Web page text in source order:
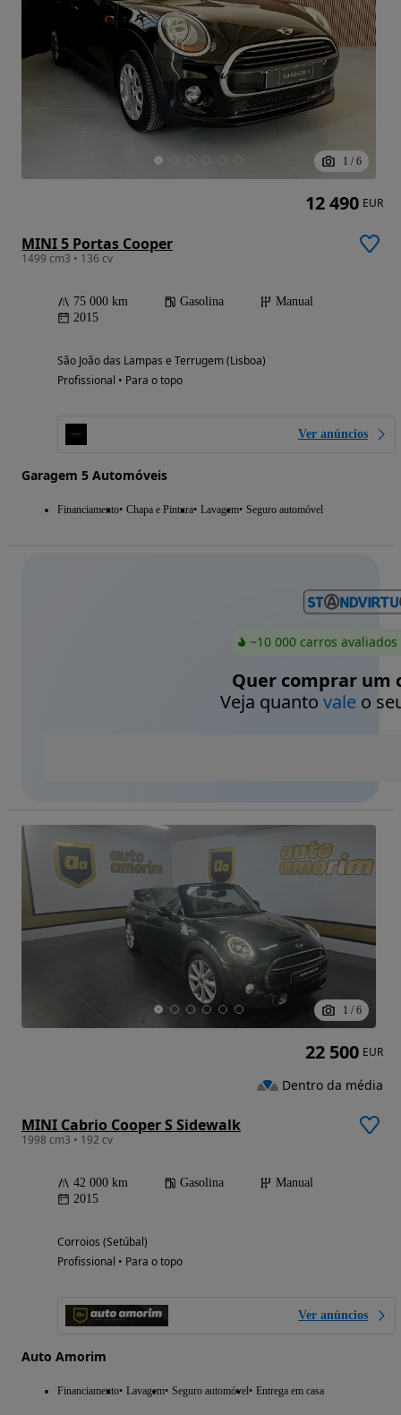
1 / 6
MINI 5 Portas Cooper
1499 cm3 • 136 cv
75 000 km Gasolina
Manual
2015
São João das Lampas e Terrugem (Lisboa)
Profissional • Para o topo
Ver anúncios
Garagem 5 Automóveis
Financiamento Chapa e Pintura Lavagem Seguro automóvel
12 490 EUR
~10 000 carros
Quer comprar um
Veja quanto valeo
1 / 6
MINI Cabrio Cooper S Sidewalk
1998 cm3 • 192 cv
42 000 km Gasolina
Manual
2015
Corroios (Setúbal)
Profissional • Para o topo
Ver anúncios
Auto Amorim
Financiamento Lavagem Seguro automóvel Entrega em casa
22 500 EUR
Dentro da média